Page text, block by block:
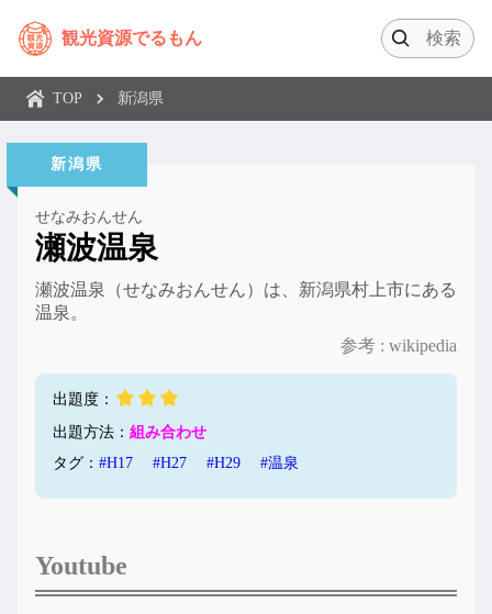
観光資源でるもん
TOP 新潟県
新潟県
せなみおんせん
瀬波温泉
瀬波温泉（せなみおんせん）は、新潟県村上市にある
温泉。
参考 : wikipedia
出題度：
出題方法： 組み合わせ
タグ： #H17 #H27 #H29 #温泉
Youtube